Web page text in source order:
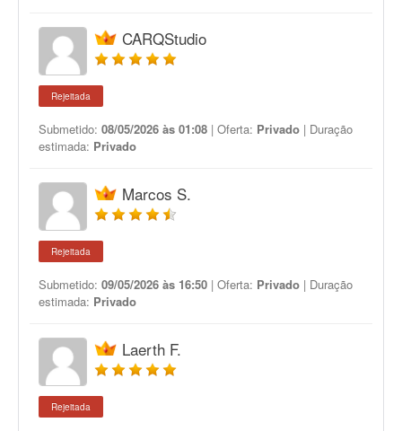
CARQStudio
Rejeitada
Submetido: 08/05/2026 às 01:08 | Oferta: Privado | Duração
estimada: Privado
Marcos S.
Rejeitada
Submetido: 09/05/2026 às 16:50 | Oferta: Privado | Duração
estimada: Privado
Laerth F.
Rejeitada